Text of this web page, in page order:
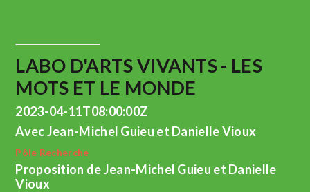
LABO D'ARTS VIVANTS - LES
MOTS ET LE MONDE
2023-04-11T08:00:00Z
Avec Jean-Michel Guieu et Danielle Vioux
Pôle Recherche
Proposition de Jean-Michel Guieu et Danielle
Vioux